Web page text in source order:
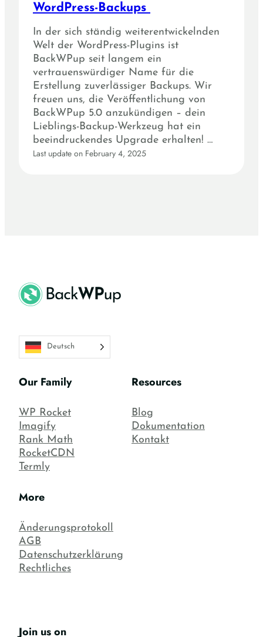
WordPress-Backups
In der sich ständig weiterentwickelnden
Welt der WordPress-Plugins ist
BackWPup seit langem ein
vertrauenswürdiger Name für die
Erstellung zuverlässiger Backups. Wir
freuen uns, die Veröffentlichung von
BackWPup 5.0 anzukündigen – dein
Lieblings-Backup-Werkzeug hat ein
beeindruckendes Upgrade erhalten! …
Last update on February 4, 2025
Deutsch
Our Family
WP Rocket
Imagify
Rank Math
RocketCDN
Termly
Resources
Blog
Dokumentation
Kontakt
More
Änderungsprotokoll
AGB
Datenschutzerklärung
Rechtliches
Join us on